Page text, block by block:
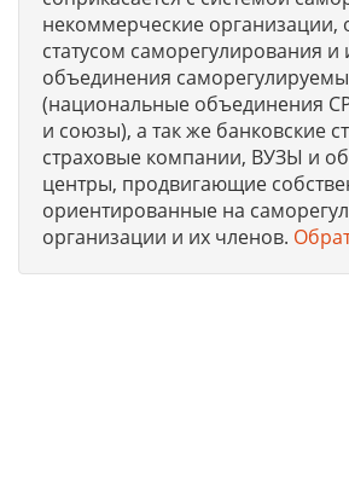
некоммерческие
статусом саморегулирования и
объединения
(национальные объединения
и союзы), а так же банковские
страховые компании, ВУЗЫ и
центры, продвигающие
ориентированные на
организации и их членов.